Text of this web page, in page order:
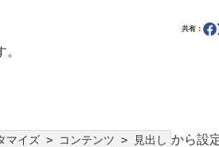
共有：
マイズ > コンテンツ > 見出し から設